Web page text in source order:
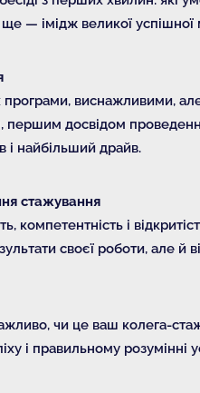
— імідж великої успішної
програми, виснажливими,
досвідом
і найбільший драйв.
стажування
компетентність і
своєї роботи, але й
чи це ваш колега-
і правильному розумінні